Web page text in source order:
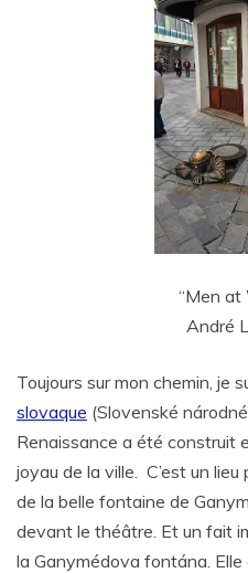
“Men at
André
Toujours sur mon chemin, je
slovaque (Slovenské
Renaissance a été
joyau de la ville. C’est un
de la belle fontaine de
devant le théâtre. Et un fait
la Ganymédova fontána.